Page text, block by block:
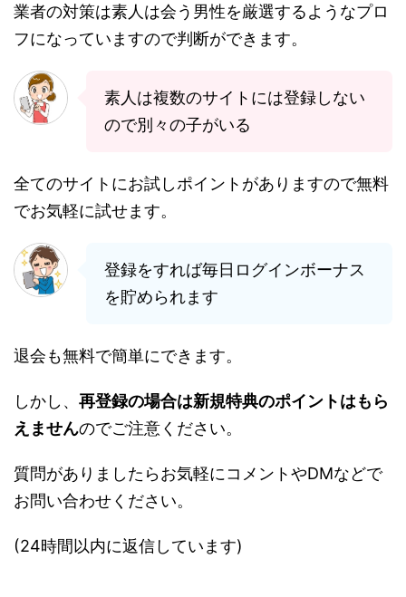
業者の対策は素人は会う男性を厳選するようなプロ
フになっていますので判断ができます。
素人は複数のサイトには登録しない
ので別々の子がいる
全てのサイトにお試しポイントがありますので無料
でお気軽に試せます。
登録をすれば毎日ログインボーナス
を貯められます
退会も無料で簡単にできます。
しかし、 再登録の場合は新規特典のポイントはもら
えませんのでご注意ください。
質問がありましたらお気軽にコメントやDMなどで
お問い合わせください。
(24時間以内に返信しています)